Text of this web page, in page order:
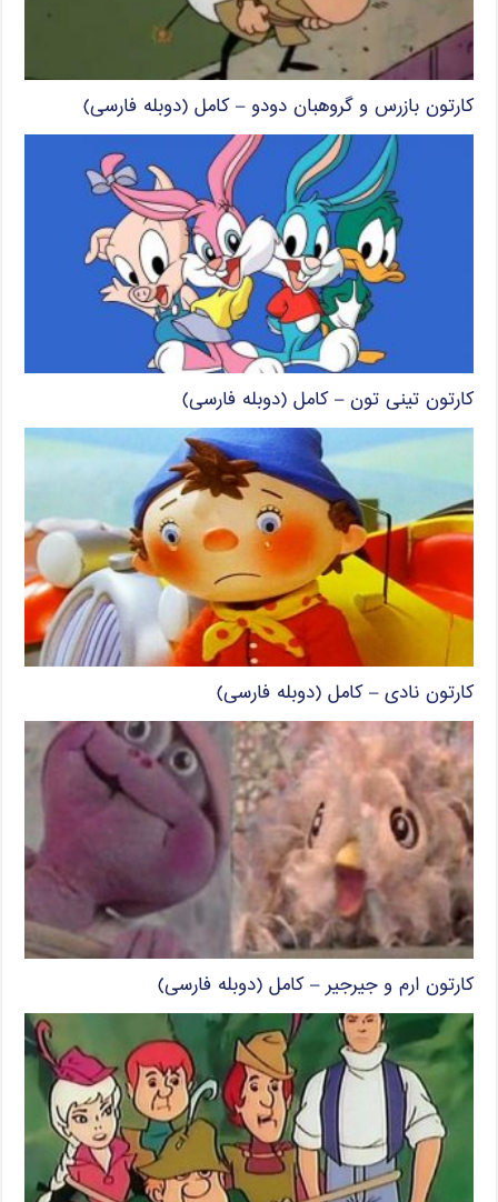
کارتون بازرس و گروهبان دودو – کامل (دوبله فارسی)
کارتون تینی تون – کامل (دوبله فارسی)
کارتون نادی – کامل (دوبله فارسی)
کارتون ارم و جیرجیر – کامل (دوبله فارسی)